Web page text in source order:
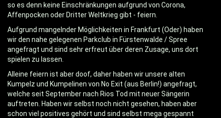
so es denn keine Einschränkungen aufgrund von Corona,
Affenpocken oder Dritter Weltkrieg gibt - feiern.
Aufgrund mangelnder Möglichkeiten in Frankfurt (Oder) haben
wir den nahe gelegenen Parkclub in Fürstenwalde / Spree
angefragt und sind sehr erfreut über deren Zusage, uns dort
spielen zu lassen.
Alleine feiern ist aber doof, daher haben wir unsere alten
Kumpelz und Kumpelinen von No Exit (aus Berlin!) angefragt,
welche seit September nach Rios Tod mit neuer Sängerin
auftreten. Haben wir selbst noch nicht gesehen, haben aber
schon viel positives gehört und sind selbst mega gespannt